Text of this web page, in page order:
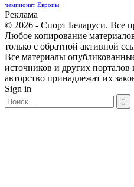
чемпионат Европы
Реклама
© 2026 - Спорт Беларуси. Все
Любое копирование
только с обратной активной
Все материалы
источников и других порталов
авторство принадлежат их
Sign in